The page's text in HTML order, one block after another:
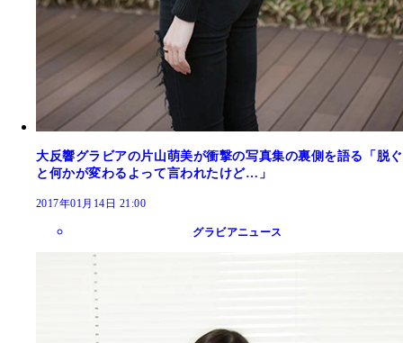
大反響グラビアの片山萌美が衝撃の写真集の裏側を語る「脱ぐ
と何かが変わるよって言われたけど…」
2017年01月14日 21:00
グラビアニュース